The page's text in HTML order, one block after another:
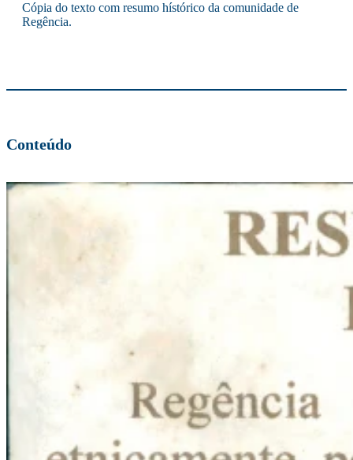
Cópia do texto com resumo hístórico da comunidade de
Regência.
Conteúdo